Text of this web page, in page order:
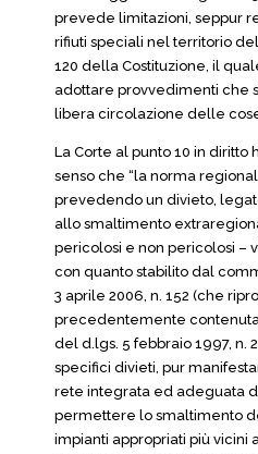
prevede limitazioni, seppur
rifiuti speciali nel territorio
120 della Costituzione, il
adottare provvedimenti che
libera circolazione delle
La Corte al punto 10 in diritto
senso che “la norma
prevedendo un divieto,
allo smaltimento
pericolosi e non pericolosi –
con quanto stabilito dal
3 aprile 2006, n. 152 (che
precedentemente contenuta
del d.lgs. 5 febbraio 1997, n.
specifici divieti, pur
rete integrata ed adeguata
permettere lo smaltimento
impianti appropriati più vicini